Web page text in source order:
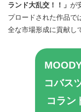
ランド大乱交！！」 が
プロードされた作品で
全な市場形成に貢献し
コバス
コラン